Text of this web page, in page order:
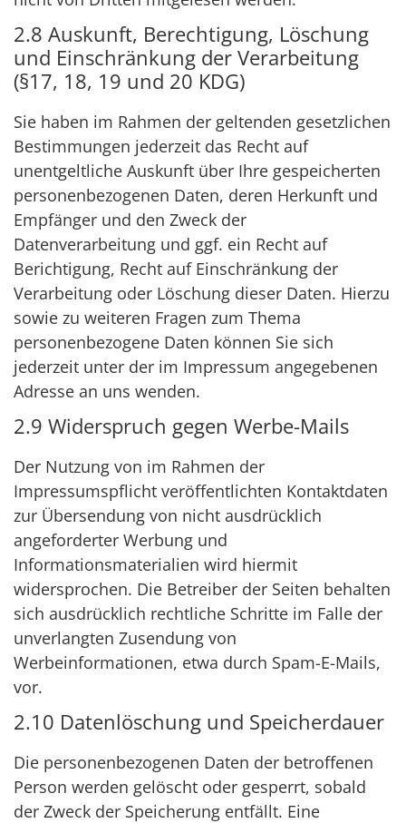
2.8 Auskunft, Berechtigung, Löschung
und Einschränkung der Verarbeitung
(§17, 18, 19 und 20 KDG)
Sie haben im Rahmen der geltenden gesetzlichen
Bestimmungen jederzeit das Recht auf
unentgeltliche Auskunft über Ihre gespeicherten
personenbezogenen Daten, deren Herkunft und
Empfänger und den Zweck der
Datenverarbeitung und ggf. ein Recht auf
Berichtigung, Recht auf Einschränkung der
Verarbeitung oder Löschung dieser Daten. Hierzu
sowie zu weiteren Fragen zum Thema
personenbezogene Daten können Sie sich
jederzeit unter der im Impressum angegebenen
Adresse an uns wenden.
2.9 Widerspruch gegen Werbe-Mails
Der Nutzung von im Rahmen der
Impressumspflicht veröffentlichten Kontaktdaten
zur Übersendung von nicht ausdrücklich
angeforderter Werbung und
Informationsmaterialien wird hiermit
widersprochen. Die Betreiber der Seiten behalten
sich ausdrücklich rechtliche Schritte im Falle der
unverlangten Zusendung von
Werbeinformationen, etwa durch Spam-E-Mails,
vor.
2.10 Datenlöschung und Speicherdauer
Die personenbezogenen Daten der betroffenen
Person werden gelöscht oder gesperrt, sobald
der Zweck der Speicherung entfällt. Eine